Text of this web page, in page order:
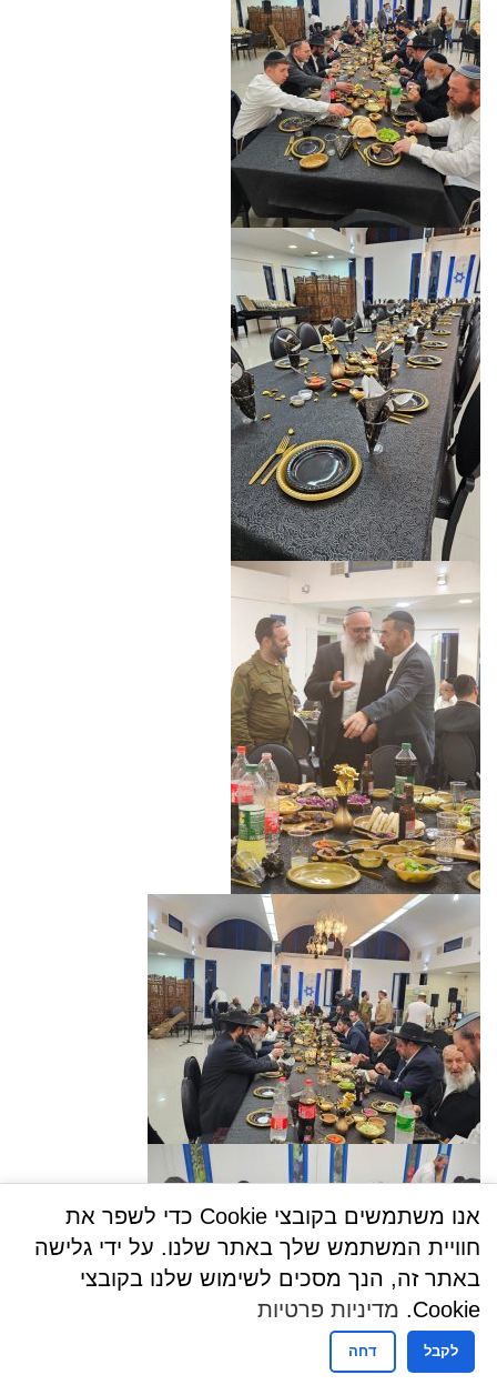
אנו משתמשים בקובצי Cookie כדי לשפר את
חוויית המשתמש שלך באתר שלנו. על ידי גלישה
באתר זה, הנך מסכים לשימוש שלנו בקובצי
Cookie.
מדיניות פרטיות
לקבל דחה